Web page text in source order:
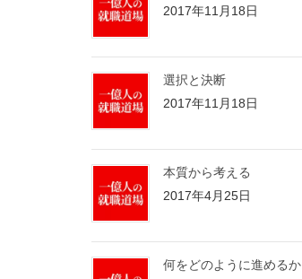
2017年11月18日
選択と決断
2017年11月18日
本質から考える
2017年4月25日
何をどのように進めるか